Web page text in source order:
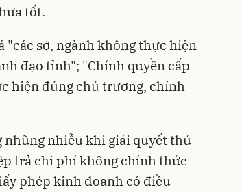
tốt.
"các sở, ngành không thực hiện
đạo tỉnh"; "Chính quyền cấp
hiện đúng chủ trương, chính
nhiễu khi giải quyết thủ
trả chi phí không chính thức
phép kinh doanh có điều